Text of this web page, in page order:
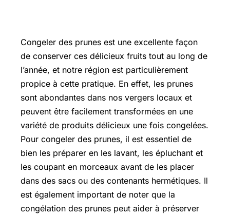
Congeler des prunes est une excellente façon
de conserver ces délicieux fruits tout au long de
l’année, et notre région est particulièrement
propice à cette pratique. En effet, les prunes
sont abondantes dans nos vergers locaux et
peuvent être facilement transformées en une
variété de produits délicieux une fois congelées.
Pour congeler des prunes, il est essentiel de
bien les préparer en les lavant, les épluchant et
les coupant en morceaux avant de les placer
dans des sacs ou des contenants hermétiques. Il
est également important de noter que la
congélation des prunes peut aider à préserver